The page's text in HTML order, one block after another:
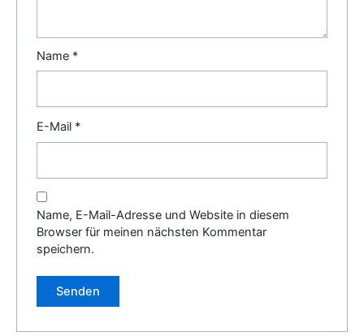
Name *
E-Mail *
Name, E-Mail-Adresse und Website in diesem
Browser für meinen nächsten Kommentar
speichern.